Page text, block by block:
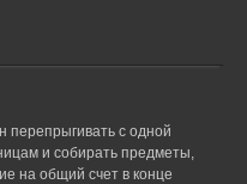
перепрыгивать с одной
и собирать предметы,
на общий счет в конце